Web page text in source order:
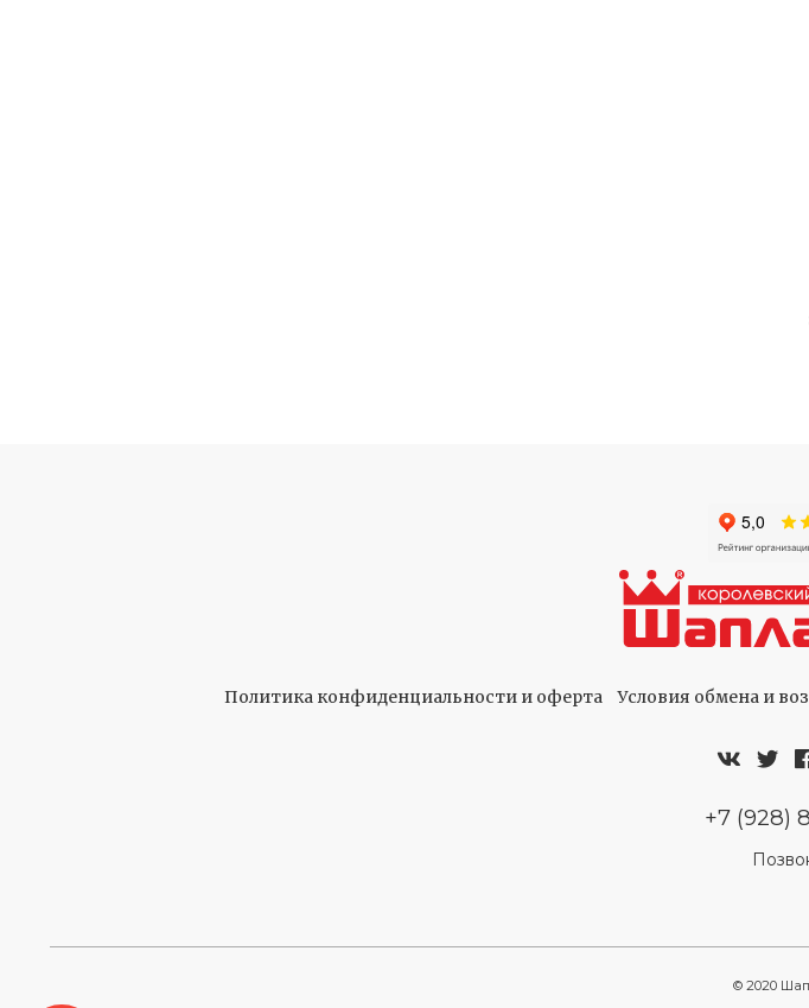
Политика конфиденциальности и оферта Условия обмена и
+7 (928)
© 2020